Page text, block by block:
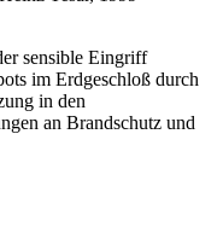
sensible Eingriff
im Erdgeschloß durch
in den
an Brandschutz und